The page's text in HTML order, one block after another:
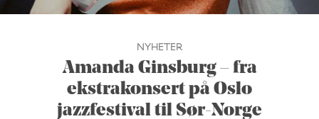
NYHETER
Amanda Ginsburg – fra
ekstrakonsert på Oslo
jazzfestival til Sør-Norge